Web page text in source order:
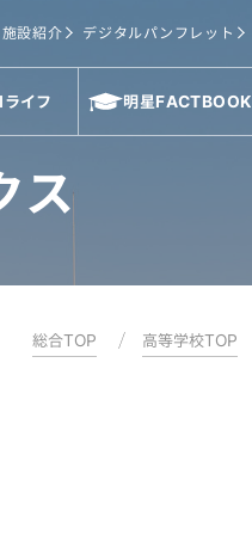
施設紹介 デジタルパンフレット
イフ 明星FACTBOOK
ス
総合TOP 高等学校TOP